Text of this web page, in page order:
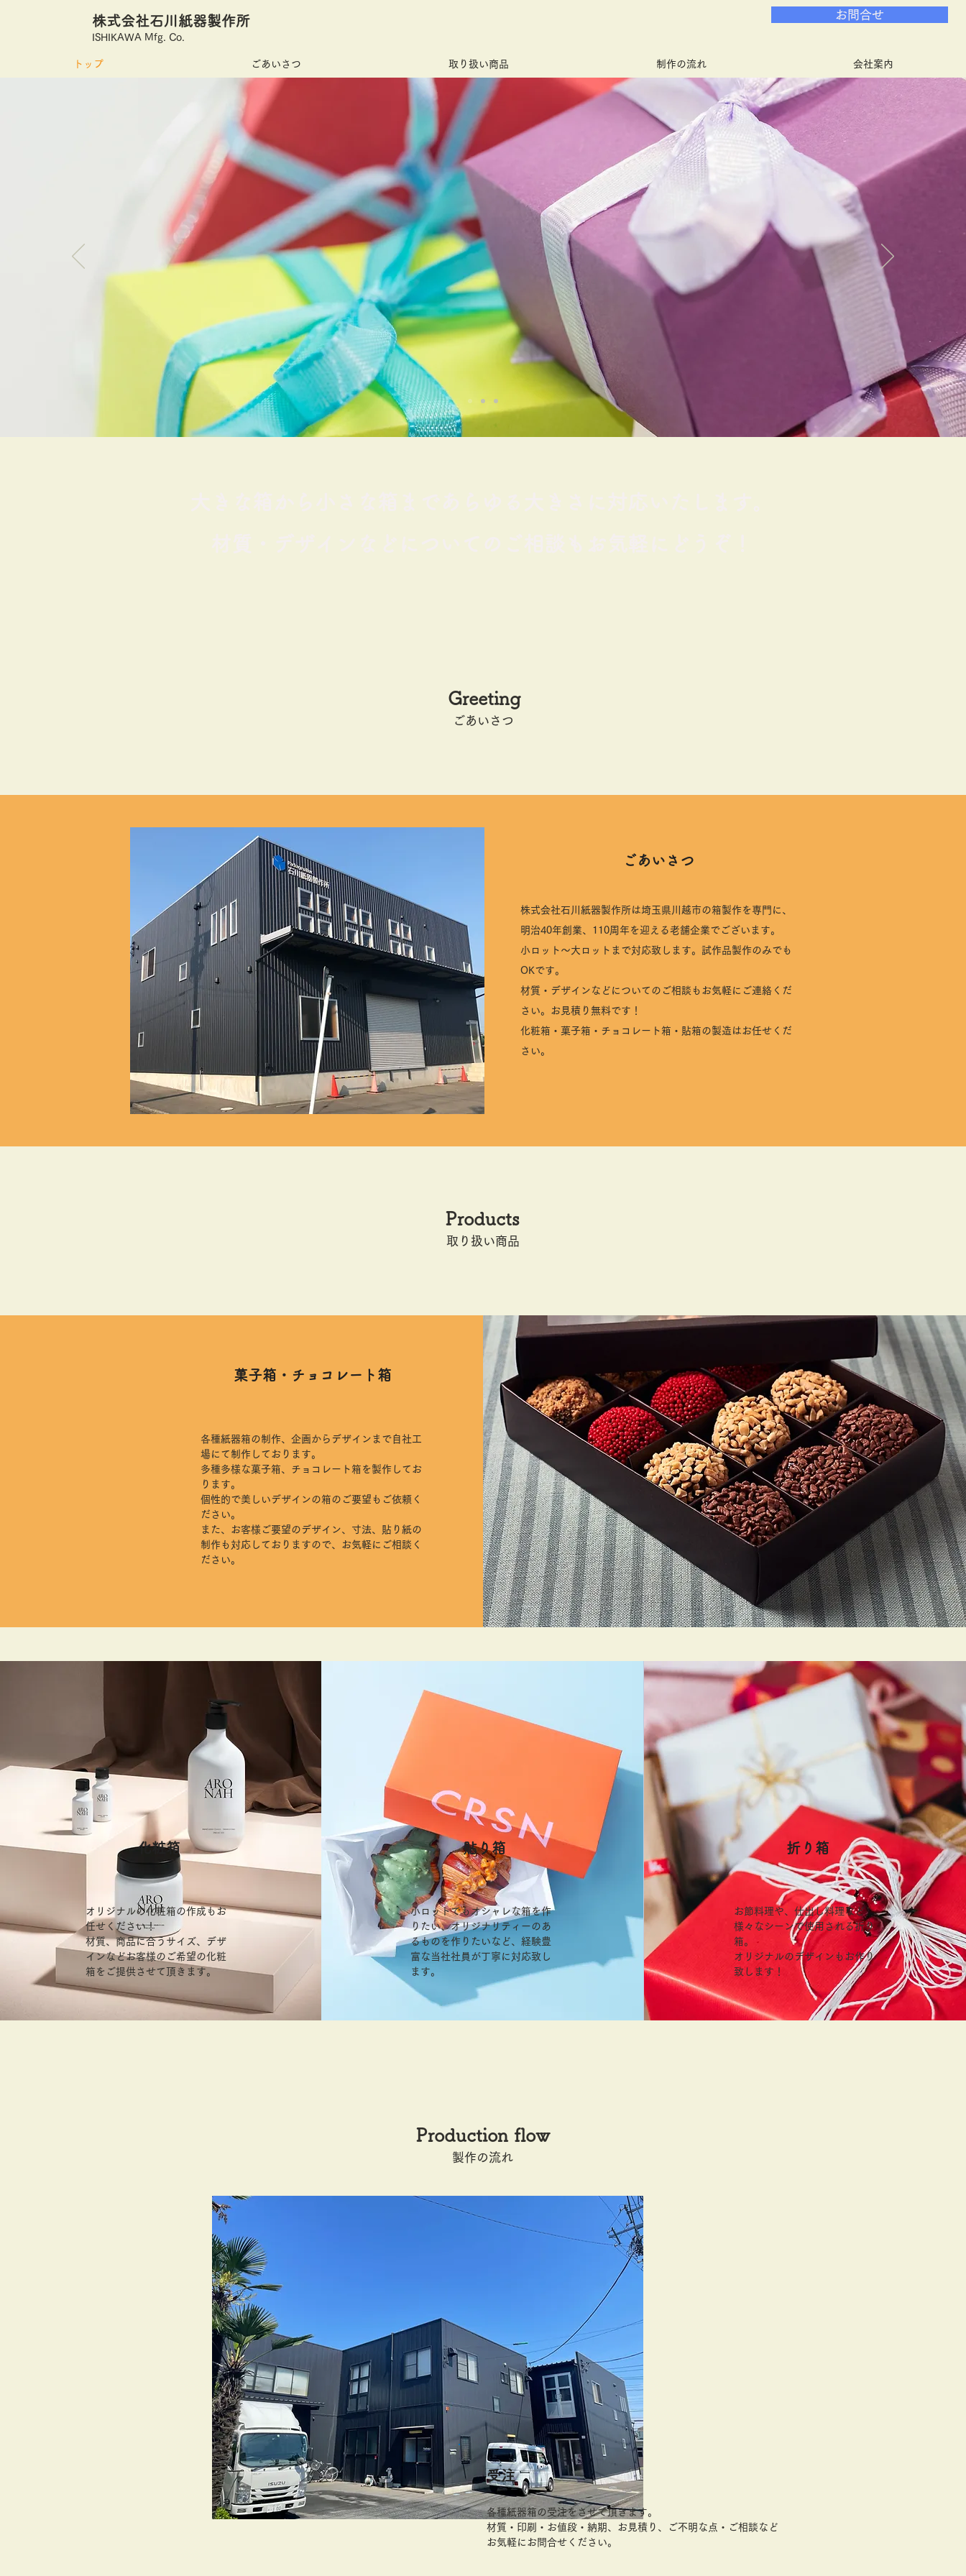
株式会社石川紙器製作所
ISHIKAWA Mfg. Co.
お問合せ
トップ ごあいさつ 取り扱い商品 制作の流れ 会社案内
Greeting
​ごあいさつ
​ごあいさつ
株式会社石川紙器製作所は埼玉県川越市の箱製作を専門に、
明治40年創業、110周年を迎える老舗企業でございます。
小ロット～大ロットまで対応致します。試作品製作のみでも
OKです。
材質・デザインなどについてのご相談もお気軽にご連絡くだ
さい。お見積り無料です！
化粧箱・菓子箱・チョコレート箱・貼箱の製造はお任せくだ
さい。
Products
​取り扱い商品
​菓子箱・チョコレート箱
各種紙器箱の制作、企画からデザインまで自社工
場にて制作しております。
多種多様な菓子箱、チョコレート箱を製作してお
ります。
個性的で美しいデザインの箱のご要望もご依頼く
ださい。
また、お客様ご要望のデザイン、寸法、貼り紙の
制作も対応しておりますので、お気軽にご相談く
ださい。
​化粧箱
オリジナルの化粧箱の作成もお
任せください！
材質、商品に合うサイズ、デザ
インなどお客様のご希望の化粧
箱をご提供させて頂きます。
​折り箱
お節料理や、仕出し料理など
様々なシーンで使用される折り
箱。
オリジナルのデザインもお作り
致します！
​貼り箱
小ロットでもオシャレな箱を作
りたい、オリジナリティーのあ
るものを作りたいなど、経験豊
富な当社社員が丁寧に対応致し
ます。
Production flow
​製作の流れ
​受注
各種紙器箱の受注をさせて頂きます。
材質・印刷・お値段・納期、お見積り、ご不明な点・ご相談など
お気軽にお問合せください。